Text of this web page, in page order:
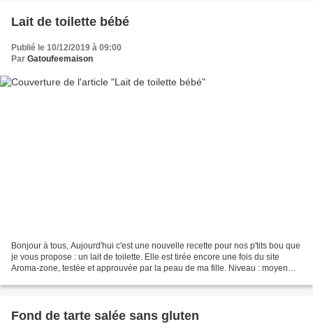
Lait de toilette bébé
Publié le 10/12/2019 à 09:00
Par Gatoufeemaison
Bonjour à tous, Aujourd'hui c'est une nouvelle recette pour nos p'tits bou que
je vous propose : un lait de toilette. Elle est tirée encore une fois du site
Aroma-zone, testée et approuvée par la peau de ma fille. Niveau : moyen
Fond de tarte salée sans gluten